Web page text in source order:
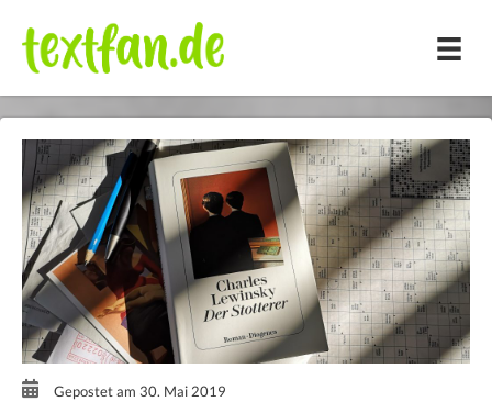
Inhalt
springen
Gepostet am 30. Mai 2019